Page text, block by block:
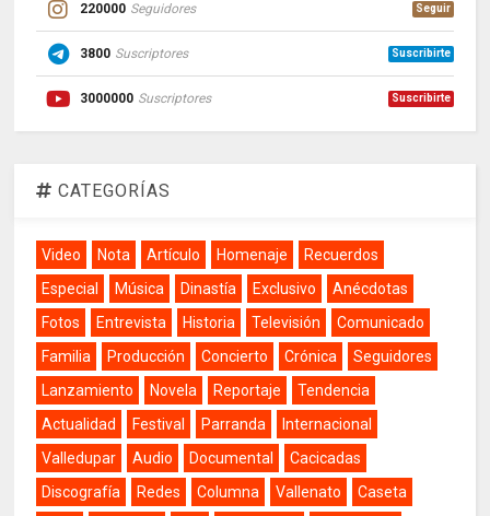
220000 Seguidores Seguir
3800 Suscriptores Suscribirte
3000000 Suscriptores Suscribirte
CATEGORÍAS
Video Nota Artículo Homenaje
Recuerdos
Especial
Música Dinastía Exclusivo
Anécdotas
Fotos
Entrevista Historia Televisión
Comunicado
Familia
Producción Concierto Crónica
Seguidores
Lanzamiento
Novela Reportaje
Tendencia
Actualidad
Festival Parranda
Internacional
Valledupar
Audio Documental
Cacicadas
Discografía
Redes Columna Vallenato Caseta